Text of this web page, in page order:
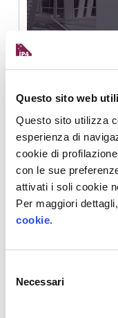
Questo sito web
Questo sito utilizza
esperienza di
cookie di
con le sue
attivati i soli cookie
Per maggiori
cookie.
delNecessari
5 vantaggi
21 Dicembre
Costruire in